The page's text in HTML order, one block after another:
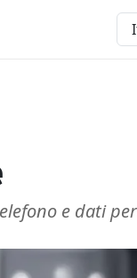
e dati